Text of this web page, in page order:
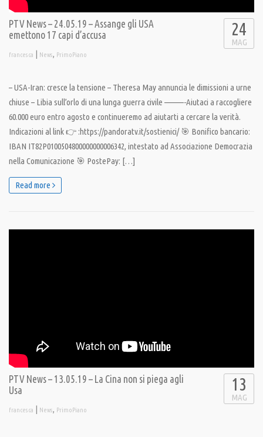
PTV News – 24.05.19 – Assange gli USA
emettono 17 capi d’accusa
francesca | News, PrimoPiano
24
MAG
– USA-Iran: cresce la tensione – Theresa May annuncia le dimissioni a urne
chiuse – Libia sull’orlo di una lunga guerra civile ———-Aiutaci a raccogliere
60.000 euro entro agosto e continueremo ad aiutarti a cercare la verità.
Indicazioni al link 👉 :https://pandoratv.it/sostienici/ 🎯 Bonifico bancario:
IBAN IT82P0100504800000000006342, intestato ad Associazione Democrazia
nella Comunicazione 🎯 PostePay: […]
Read more
PTV News – 13.05.19 – La Cina non si piega agli
Usa
francesca | News, PrimoPiano
13
MAG